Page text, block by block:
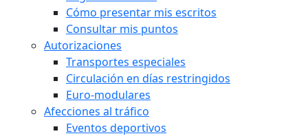
Cómo presentar mis escritos
Consultar mis puntos
Autorizaciones
Transportes especiales
Circulación en días restringidos
Euro-modulares
Afecciones al tráfico
Eventos deportivos